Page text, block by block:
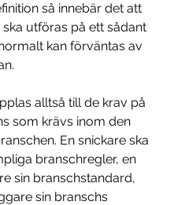
så innebär det att
utföras på ett sådant
kan förväntas av
alltså till de krav på
som krävs inom den
En snickare ska
branschregler, en
sin branschstandard,
sin branschs